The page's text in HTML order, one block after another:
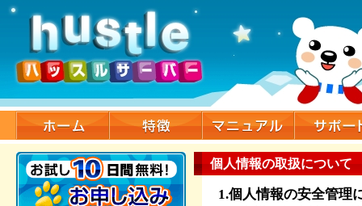
個人情報の取扱について
1.個人情報の安全管理